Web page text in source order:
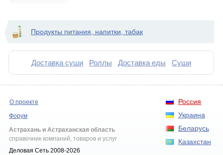
Продукты питания, напитки, табак
Доставка суши Роллы Доставка еды Суши
Россия
Украина
Беларусь
Казахстан
О проекте
Форум
Астрахань и Астраханская область
справочник компаний, товаров и услуг
Деловая Сеть 2008-2026